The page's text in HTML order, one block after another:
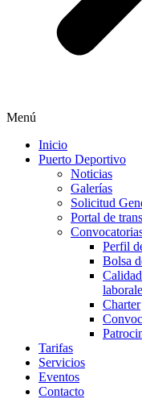
Menú
Inicio
Puerto Deportivo
Noticias
Galerías
Solicitud
Portal de
Perfil
Bolsa
Charter
Tarifas
Servicios
Eventos
Contacto